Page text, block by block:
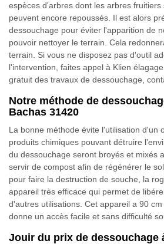
espèces d'arbres dont les arbres
peuvent encore repoussés. Il est alors
dessouchage pour éviter l'apparition de
pouvoir nettoyer le terrain. Cela
terrain. Si vous ne disposez pas d'outil
l'intervention, faites appel à Klien
gratuit des travaux de dessouchage,
Notre méthode de
Bachas 31420
La bonne méthode évite l'utilisation d'un
produits chimiques pouvant détruire
du dessouchage seront broyés et mixés
servir de compost afin de régénérer le
pour faire la destruction de souche, la
appareil très efficace qui permet de
d'autres utilisations. Cet appareil a 90
donne un accès facile et sans difficulté
Jouir du prix de dessouchage